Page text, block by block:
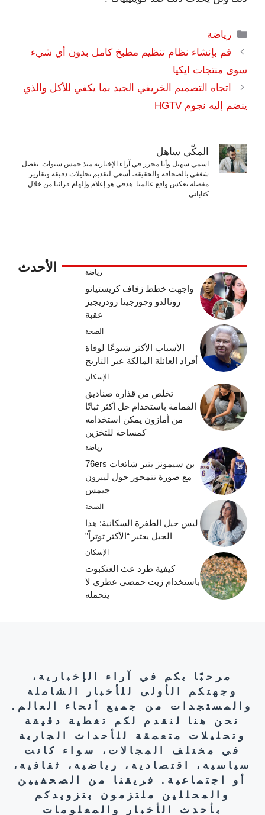
التصنيفات
رياضة
قم بإنشاء نظام تنظيم مطبخ كامل بدون أي شيء
سوى منتجات ايكيا
اتجاه التصميم الخريفي الجيد بما يكفي للأكل والذي
ينضم إليه نجوم HGTV
المكّي ساهل
اسمي سهيل وأنا محرر في آراء الإخبارية منذ خمس سنوات. بفضل
شغفي بالصحافة والحقيقة، أسعى لتقديم تحليلات دقيقة وتقارير
مفصلة تعكس واقع عالمنا. هدفي هو إعلام وإلهام قرائنا من خلال
كتاباتي.
الأحدث رياضة
واجهت خطط زفاف كريستيانو
رونالدو وجورجينا رودريجيز
عقبة
الصحة
الأسباب الأكثر شيوعًا لوفاة
أفراد العائلة المالكة عبر التاريخ
الإسكان
تخلص من قذارة صناديق
القمامة باستخدام حل أكثر ثباتًا
من أمازون يمكن استخدامه
كمساحة للتخزين
رياضة
بن سيمونز يثير شائعات 76ers
مع صورة تتمحور حول ليبرون
جيمس
الصحة
ليس جيل الطفرة السكانية: هذا
الجيل يعتبر “الأكثر توتراً”
الإسكان
كيفية طرد عث العنكبوت
باستخدام زيت حمضي عطري لا
يتحمله
مرحبًا بكم في آراء الإخبارية،
وجهتكم الأولى للأخبار الشاملة
والمستجدات من جميع أنحاء العالم.
نحن هنا لنقدم لكم تغطية دقيقة
وتحليلات متعمقة للأحداث الجارية
في مختلف المجالات، سواء كانت
سياسية، اقتصادية، رياضية، ثقافية،
أو اجتماعية. فريقنا من الصحفيين
والمحللين ملتزمون بتزويدكم
بأحدث الأخبار والمعلومات